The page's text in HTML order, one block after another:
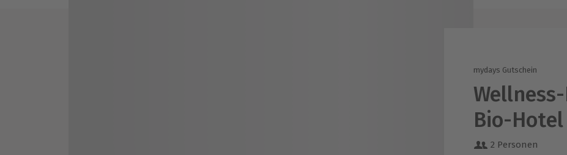
mydays Gutschein
Bio-
2 Personen